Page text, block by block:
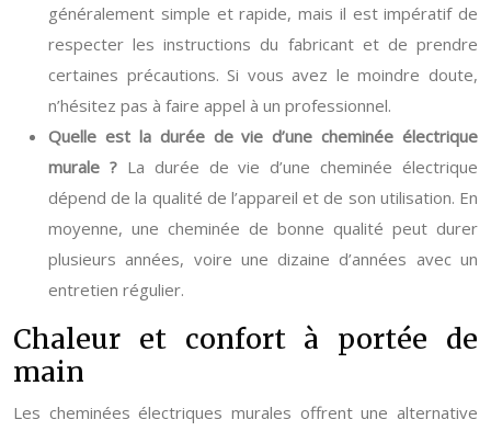
généralement simple et rapide, mais il est impératif de
respecter les instructions du fabricant et de prendre
certaines précautions. Si vous avez le moindre doute,
n’hésitez pas à faire appel à un professionnel.
Quelle est la durée de vie d’une cheminée électrique
murale ? La durée de vie d’une cheminée électrique
dépend de la qualité de l’appareil et de son utilisation. En
moyenne, une cheminée de bonne qualité peut durer
plusieurs années, voire une dizaine d’années avec un
entretien régulier.
Chaleur et confort à portée de
main
Les cheminées électriques murales offrent une alternative